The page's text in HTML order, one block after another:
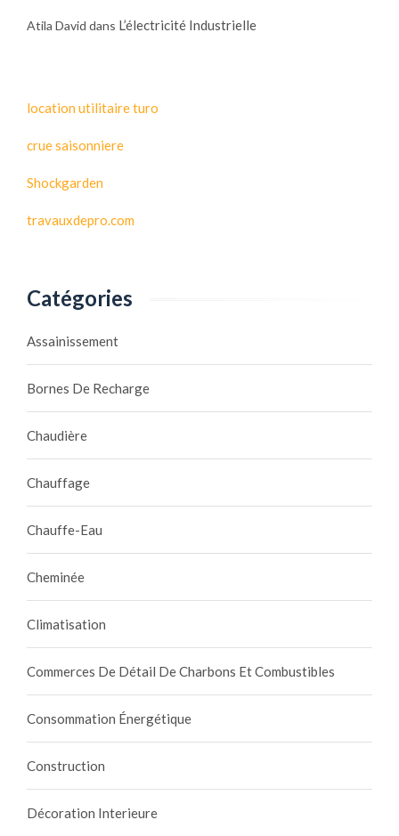
Atila David dans L’électricité Industrielle
location utilitaire turo
crue saisonniere
Shockgarden
travauxdepro.com
Catégories
Assainissement
Bornes De Recharge
Chaudière
Chauffage
Chauffe-Eau
Cheminée
Climatisation
Commerces De Détail De Charbons Et Combustibles
Consommation Énergétique
Construction
Décoration Interieure